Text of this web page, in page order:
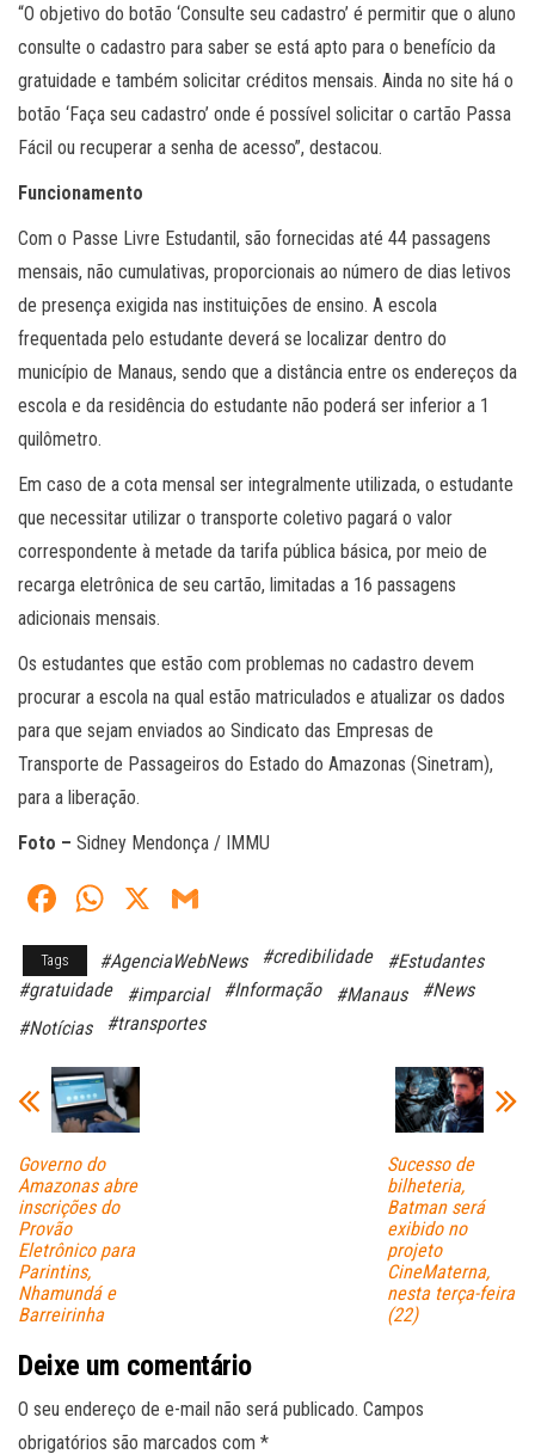
“O objetivo do botão ‘Consulte seu cadastro’ é permitir que o aluno
consulte o cadastro para saber se está apto para o benefício da
gratuidade e também solicitar créditos mensais. Ainda no site há o
botão ‘Faça seu cadastro’ onde é possível solicitar o cartão Passa
Fácil ou recuperar a senha de acesso”, destacou.
Funcionamento
Com o Passe Livre Estudantil, são fornecidas até 44 passagens
mensais, não cumulativas, proporcionais ao número de dias letivos
de presença exigida nas instituições de ensino. A escola
frequentada pelo estudante deverá se localizar dentro do
município de Manaus, sendo que a distância entre os endereços da
escola e da residência do estudante não poderá ser inferior a 1
quilômetro.
Em caso de a cota mensal ser integralmente utilizada, o estudante
que necessitar utilizar o transporte coletivo pagará o valor
correspondente à metade da tarifa pública básica, por meio de
recarga eletrônica de seu cartão, limitadas a 16 passagens
adicionais mensais.
Os estudantes que estão com problemas no cadastro devem
procurar a escola na qual estão matriculados e atualizar os dados
para que sejam enviados ao Sindicato das Empresas de
Transporte de Passageiros do Estado do Amazonas (Sinetram),
para a liberação.
Foto – Sidney Mendonça / IMMU
Fa
ce
bo
ok
W
ts
A
X
ail
Tags #AgenciaWebNews #credibilidade
#Estudantes
#gratuidade
#imparcial #Informação #Manaus
#News
#Notícias
#transportes
Governo do
Amazonas abre
inscrições do
Provão
Eletrônico para
Parintins,
Nhamundá e
Barreirinha
Sucesso de
bilheteria,
Batman será
exibido no
projeto
CineMaterna,
nesta terça-feira
(22)
Deixe um comentário
O seu endereço de e-mail não será publicado. Campos
obrigatórios são marcados com *